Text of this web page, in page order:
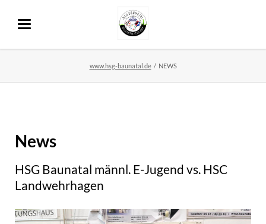
www.hsg-baunatal.de NEWS
News
HSG Baunatal männl. E-Jugend vs. HSC
Landwehrhagen